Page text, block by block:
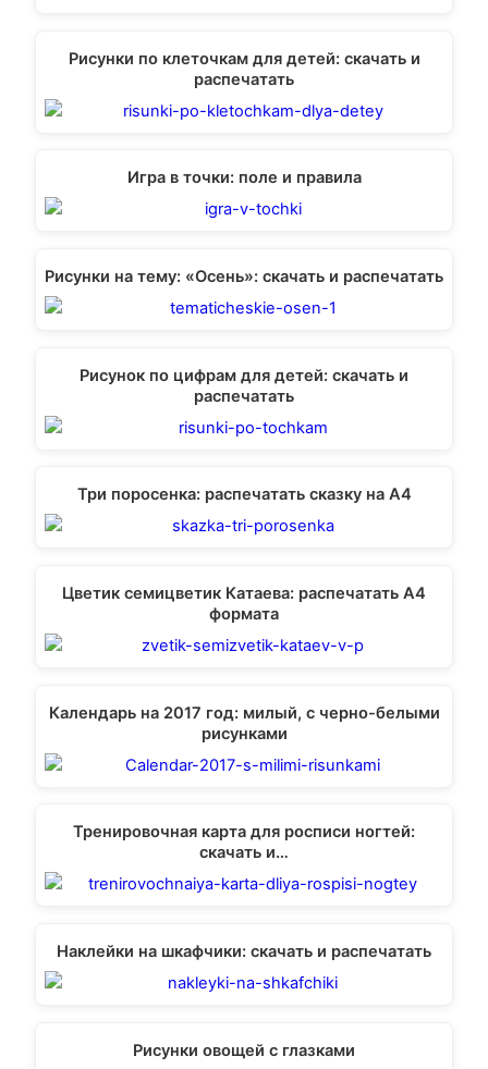
Рисунки по клеточкам для детей: скачать и
распечатать
Игра в точки: поле и правила
Рисунки на тему: «Осень»: скачать и распечатать
Рисунок по цифрам для детей: скачать и
распечатать
Три поросенка: распечатать сказку на А4
Цветик семицветик Катаева: распечатать А4
формата
Календарь на 2017 год: милый, с черно-белыми
рисунками
Тренировочная карта для росписи ногтей:
скачать и…
Наклейки на шкафчики: скачать и распечатать
Рисунки овощей с глазками